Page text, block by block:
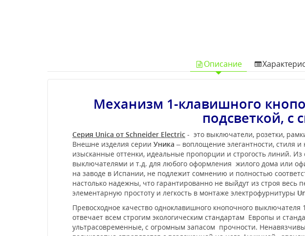
Описание
Механизм 1-клавишного
подсветкой, с
Серия Unica от Schneider Electric - это выключатели, розетки,
Внешне изделия серии Уника – воплощение элегантности, стиля
изысканные оттенки, идеальные пропорции и строгость линий.
выключателями и т.д. для любого оформления жилого дома или
на заводе в Испании, не подлежит сомнению и полностью
настолько надежны, что гарантированно не выйдут из строя весь
элементарную простоту и легкость в монтаже электрофурнитуры
Превосходное качество одноклавишного кнопочного
отвечает всем строгим экологическим стандартам Европы и
ультрасовременные, с огромным запасом прочности.